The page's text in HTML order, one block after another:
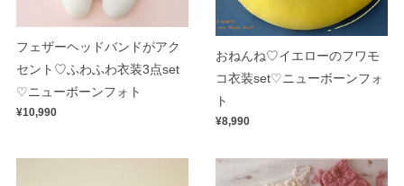
フェザーヘッドバンドがアク
セント♡ふわふわ衣装3点set
♡ニューボーンフォト
¥10,990
おねんね♡イエローのフワモ
コ衣装set♡ニューボーンフォ
ト
¥8,990